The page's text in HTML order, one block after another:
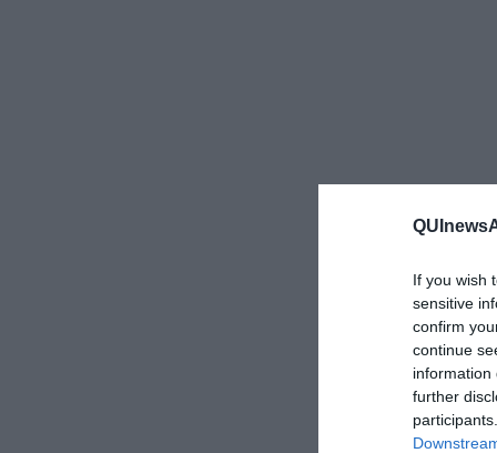
If you wish
sensitive
confirm
continue
information
further